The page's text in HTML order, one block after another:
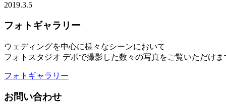
2019.3.5
フォトギャラリー
ウェディングを中心に様々なシーンにおいて
フォトスタジオ デポで撮影した数々の写真をご覧いただけま
フォトギャラリー
お問い合わせ